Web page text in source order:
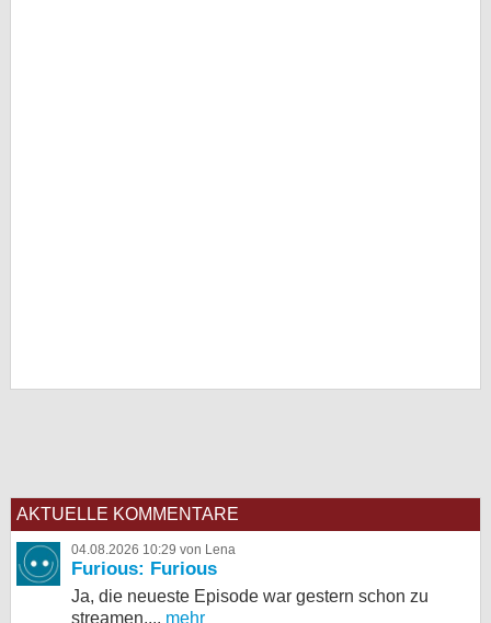
AKTUELLE KOMMENTARE
04.08.2026 10:29 von Lena
Furious: Furious
Ja, die neueste Episode war gestern schon zu
streamen,... mehr